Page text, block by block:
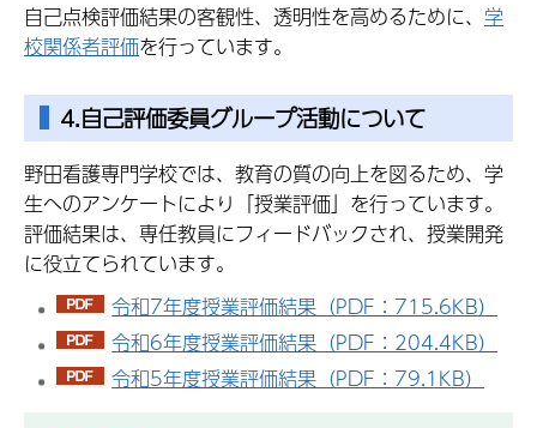
自己点検評価結果の客観性、透明性を高めるために、 学
校関係者評価を行っています。
4.自己評価委員グループ活動について
野田看護専門学校では、教育の質の向上を図るため、学
生へのアンケートにより「授業評価」を行っています。
評価結果は、専任教員にフィードバックされ、授業開発
に役立てられています。
令和7年度授業評価結果（PDF：715.6KB）
令和6年度授業評価結果（PDF：204.4KB）
令和5年度授業評価結果（PDF：79.1KB）